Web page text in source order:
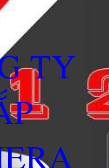
TY